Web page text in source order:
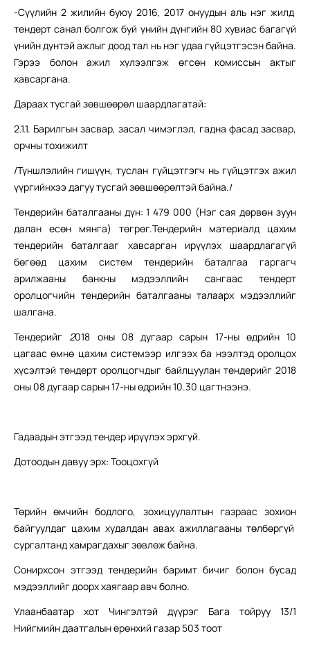
-Сүүлийн 2 жилийн буюу 2016, 2017 онуудын аль нэг жилд
тендерт санал болгож буй үнийн дүнгийн 80 хувиас багагүй
үнийн дүнтэй ажлыг доод тал нь нэг удаа гүйцэтгэсэн байна.
Гэрээ болон ажил хүлээлгэж өгсөн комиссын актыг
хавсаргана.
Дараах тусгай зөвшөөрөл шаардлагатай:
2.1.1. Барилгын засвар, засал чимэглэл, гадна фасад засвар,
орчны тохижилт
/Түншлэлийн гишүүн, туслан гүйцэтгэгч нь гүйцэтгэх ажил
үүргийнхээ дагуу тусгай зөвшөөрөлтэй байна./
Тендерийн баталгааны дүн: 1 479 000 (Нэг сая дөрвөн зуун
далан есөн мянга) төгрөг.Тендерийн материалд цахим
тендерийн баталгааг хавсарган ирүүлэх шаардлагагүй
бөгөөд цахим систем тендерийн баталгаа гаргагч
арилжааны банкны мэдээллийн сангаас тендерт
оролцогчийн тендерийн баталгааны талаарх мэдээллийг
шалгана.
Тендерийг2018 оны 08 дугаар сарын 17-ны өдрийн 10
цагаас өмнө цахим системээр илгээх ба нээлтэд оролцох
хүсэлтэй тендерт оролцогчдыг байлцуулан тендерийг 2018
оны 08 дугаар сарын 17-ны өдрийн 10.30 цагтнээнэ.
Гадаадын этгээд тендер ирүүлэх эрхгүй.
Дотоодын давуу эрх: Тооцохгүй
Төрийн өмчийн бодлого, зохицуулалтын газраас зохион
байгуулдаг цахим худалдан авах ажиллагааны төлбөргүй
сургалтанд хамрагдахыг зөвлөж байна.
Сонирхсон этгээд тендерийн баримт бичиг болон бусад
мэдээллийг доорх хаягаар авч болно.
Улаанбаатар хот Чингэлтэй дүүрэг Бага тойруу 13/1
Нийгмийн даатгалын ерөнхий газар 503 тоот